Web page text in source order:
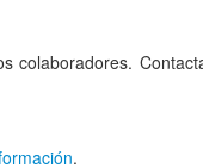
colaboradores.
.